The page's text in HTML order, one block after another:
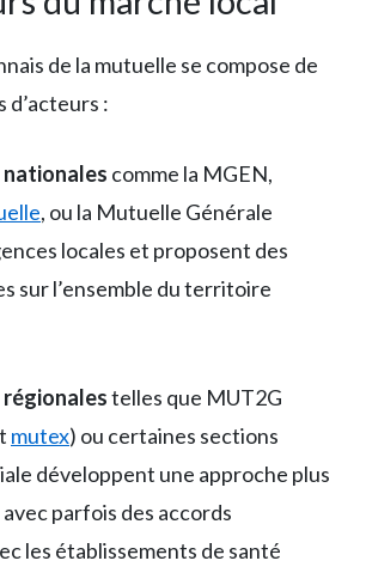
de la mutuelle se compose de
d’acteurs :
nationales comme la MGEN,
, ou la Mutuelle Générale
locales et proposent des
sur l’ensemble du territoire
régionalestelles que MUT2G
mutex) ou certaines sections
développent une approche plus
parfois des accords
les établissements de santé